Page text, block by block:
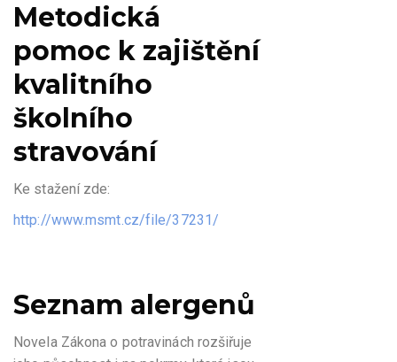
Metodická
pomoc k zajištění
kvalitního
školního
stravování
Ke stažení zde:
http://www.msmt.cz/file/37231/
Seznam alergenů
Novela Zákona o potravinách rozšiřuje